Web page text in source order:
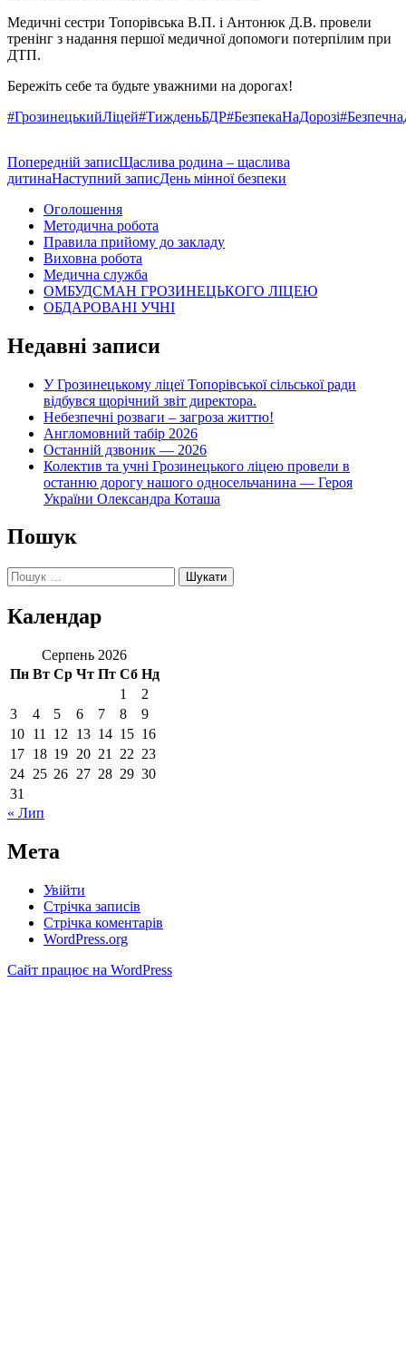
Медичні сестри Топорівська В.П. і Антонюк Д.В. провели
тренінг з надання першої медичної допомоги потерпілим при
ДТП.
Бережіть себе та будьте уважними на дорогах!
#ГрозинецькийЛіцей#ТижденьБДР#БезпекаНаДорозі
Навігація
по
записам
Попередній записЩаслива родина – щаслива
дитинаНаступний записДень мінної безпеки
Оголошення
Методична робота
Правила прийому до закладу
Виховна робота
Медична служба
ОМБУДСМАН ГРОЗИНЕЦЬКОГО ЛІЦЕЮ
ОБДАРОВАНІ УЧНІ
Недавні записи
У Грозинецькому ліцеї Топорівської сільської ради
відбувся щорічний звіт директора.
Небезпечні розваги – загроза життю!
Англомовний табір 2026
Останній дзвоник — 2026
Колектив та учні Грозинецького ліцею провели в
останню дорогу нашого односельчанина — Героя
України Олександра Коташа
Пошук
Пошук:
Календар
Серпень 2026
Пн Вт Ср Чт Пт Сб Нд
1
2
3
4 5 6 7 8
9
10 11 12 13 14 15 16
17 18 19 20 21 22 23
24 25 26 27 28 29 30
31
« Лип
Мета
Увійти
Стрічка записів
Стрічка коментарів
WordPress.org
Сайт працює на WordPress